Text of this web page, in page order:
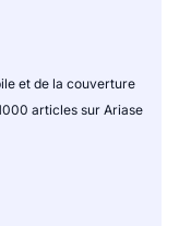
et de la couverture
articles sur Ariase